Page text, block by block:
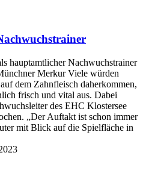
hauptamtlicher Nachwuchstrainer
Merkur Viele würden
dem Zahnfleisch daherkommen,
frisch und vital aus. Dabei
des EHC Klostersee
„Der Auftakt ist schon immer
mit Blick auf die Spielfläche in